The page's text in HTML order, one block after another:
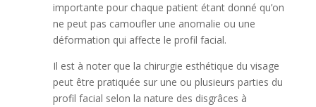
importante pour chaque patient étant donné qu’on
ne peut pas camoufler une anomalie ou une
déformation qui affecte le profil facial.
Il est à noter que la chirurgie esthétique du visage
peut être pratiquée sur une ou plusieurs parties du
profil facial selon la nature des disgrâces à